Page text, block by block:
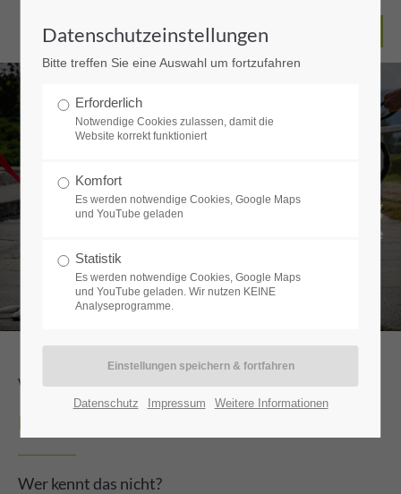
Begegnungstraining
Workshops & more
WORKSHOP
BEGENUNGSTRAINING
Wer kennt das nicht?
Datenschutzeinstellungen
Bitte treffen Sie eine Auswahl um fortzufahren
Erforderlich
Notwendige Cookies zulassen, damit die
Website korrekt funktioniert
Komfort
Es werden notwendige Cookies, Google Maps
und YouTube geladen
Statistik
Es werden notwendige Cookies, Google Maps
und YouTube geladen. Wir nutzen KEINE
Analyseprogramme.
Datenschutz Impressum Weitere Informationen